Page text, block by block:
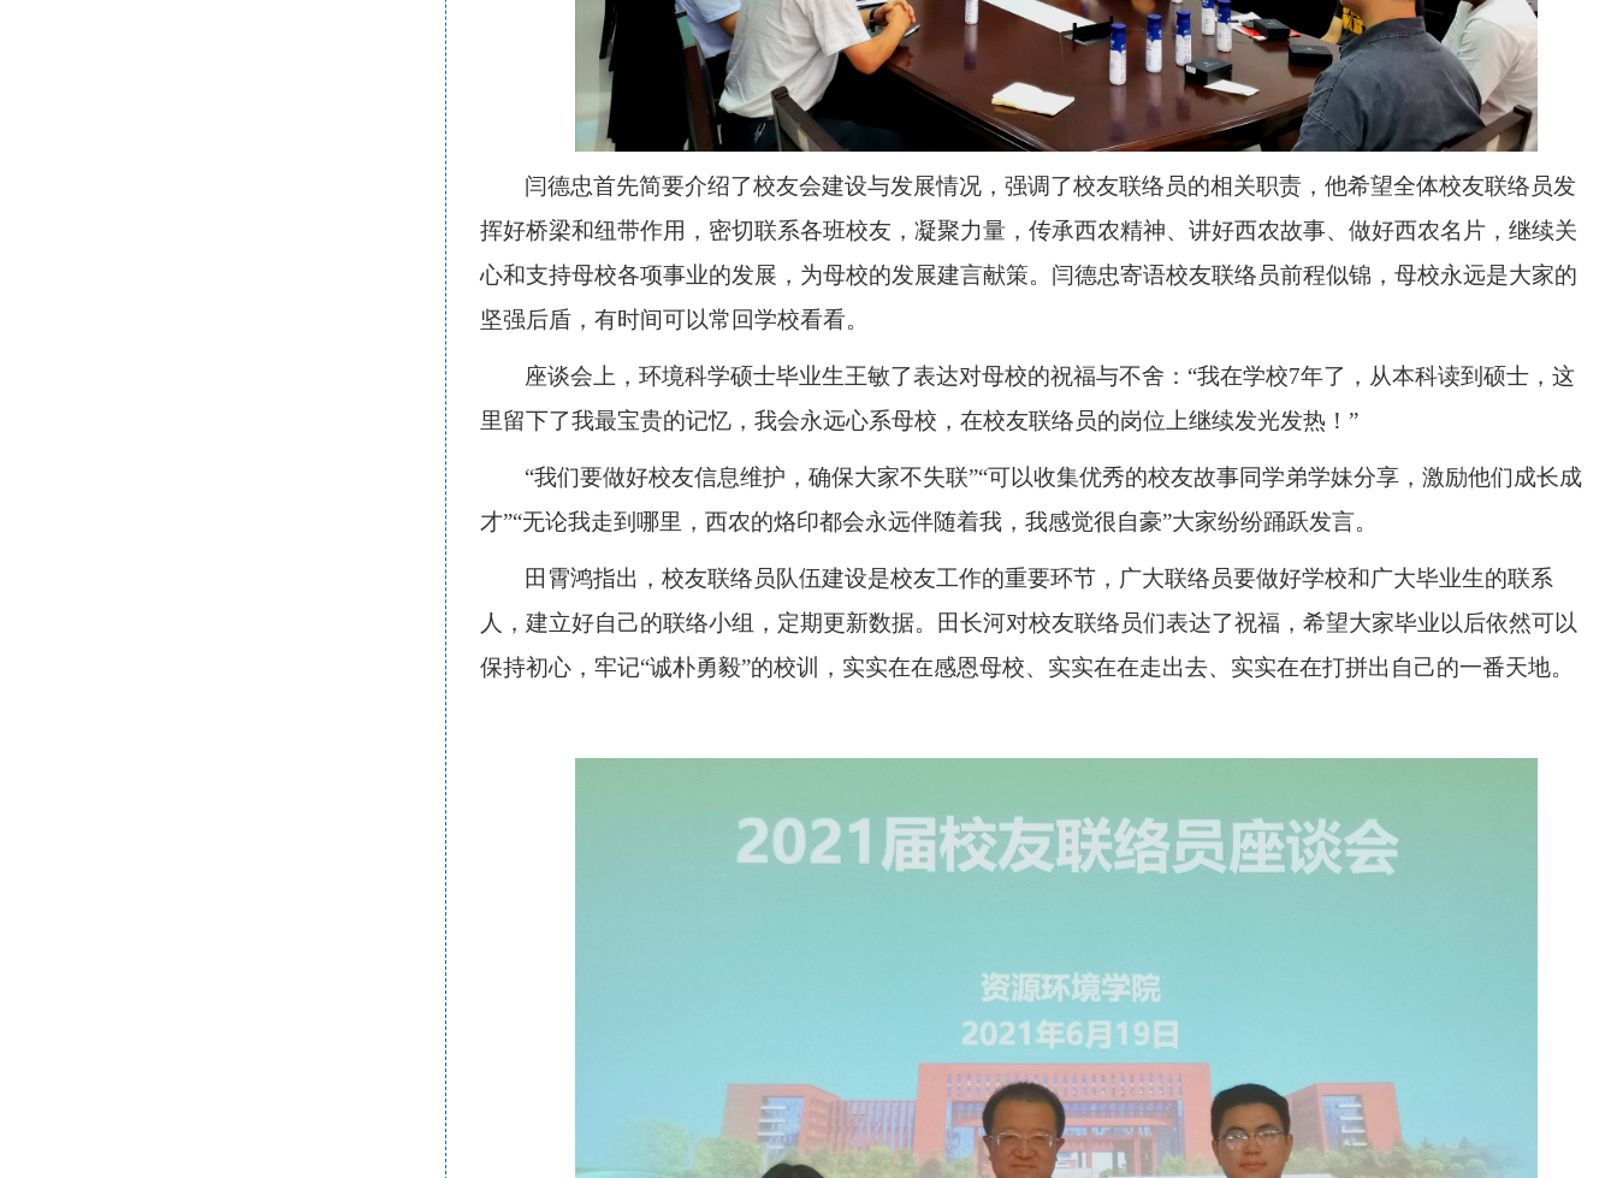
闫德忠首先简要介绍了校友会建设与发展情况，强调了校友联络员的相关职责，他希望全体校友联络员发
挥好桥梁和纽带作用，密切联系各班校友，凝聚力量，传承西农精神、 讲好西农故事、做好西农名片，继续关
心和支持母校各项事业的发展，为母校的发展建言献策。 闫德忠寄语校友联络员前程似锦，母校永远是大家的
坚强后盾，有时间可以常回学校看看。
座谈会上， 环境科学硕士毕业生王敏了表达对母校的祝福与不舍 ： “我在学校7年了，从本科读到 硕士，这
里留下了我最宝贵的记忆， 我会永远心系母校，在校友联络员的岗位上继续发光发热 ！ ”
“我们要做好校友信息维护，确保大家不失联”“可以收集优秀的校友故事同学弟学妹分享，激励他们成长成
才”“无论我走到哪里， 西农的烙印都会永远伴随着我，我感觉很自豪”大家纷纷踊跃发言。
田霄鸿指出，校友联络员队伍建设是校友工作的重要环节，广大联络员要做好学校和广大毕业生的联系
人， 建立好自己的联络小组，定期更新数据。 田长河对校友联络员们表达了祝福， 希望大家毕业以后依然可以
保持初心，牢记“诚朴勇毅”的校训，实实在在感恩母校、实实在在走出去、实实在在打拼出自己的一番天地。